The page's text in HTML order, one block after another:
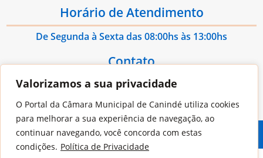
Valorizamos a sua privacidade
O Portal da Câmara Municipal de Canindé utiliza cookies
para melhorar a sua experiência de navegação, ao
continuar navegando, você concorda com estas
condições. Política de Privacidade
Horário de Atendimento
De Segunda à Sexta das 08:00hs às 13:00hs
Contato
E-mail: administrativo@cmcaninde.ce.gov.br
© 2026Jooi- Todos os Direitos Reservados